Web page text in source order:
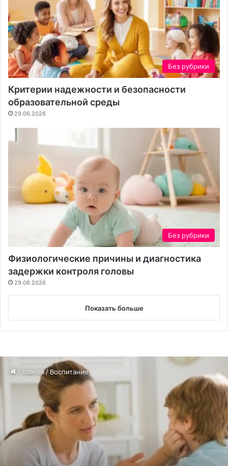
Без рубрики
Критерии надежности и безопасности
образовательной среды
29.06.2026
Без рубрики
Физиологические причины и диагностика
задержки контроля головы
29.06.2026
Показать больше